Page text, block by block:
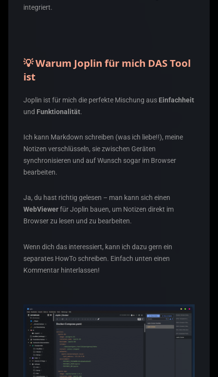
integriert.
💡 Warum Joplin für mich DAS Tool
ist
Joplin ist für mich die perfekte Mischung aus Einfachheit
und Funktionalität.
Ich kann Markdown schreiben (was ich liebe!!), meine
Notizen verschlüsseln, sie zwischen Geräten
synchronisieren und auf Wunsch sogar im Browser
bearbeiten.
Ja, du hast richtig gelesen – man kann sich einen
WebViewerfür Joplin bauen, um Notizen direkt im
Browser zu lesen und zu bearbeiten.
Wenn dich das interessiert, kann ich dazu gern ein
separates HowTo schreiben. Einfach unten einen
Kommentar hinterlassen!